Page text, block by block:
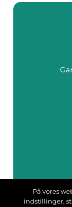
På vores
indstillinger,